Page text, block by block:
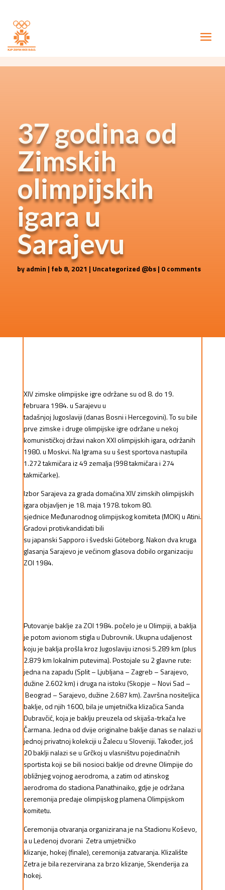
37 godina od
Zimskih
olimpijskih
igara u
Sarajevu
byadmin | feb 8, 2021 | Uncategorized @bs| 0 comments
XIV zimske olimpijske igre održane su od 8. do 19.
februara 1984. u Sarajevuu
tadašnjoj Jugoslaviji (danas Bosni i Hercegovini). To su bile
prve zimske i druge olimpijske igre održane u nekoj
komunističkoj državi nakon XXI olimpijskih igara, održanih
1980. u Moskvi. Na Igrama su u šest sportova nastupila
1.272 takmičara iz 49 zemalja (998 takmičara i 274
takmičarke).
Izbor Sarajeva za grada domaćina XIV zimskih olimpijskih
igara objavljen je 18. maja 1978. tokom 80.
sjednice Međunarodnog olimpijskog komiteta (MOK) u Atini.
Gradovi protivkandidati bili
su japanski Sapporo išvedskiGöteborg. Nakon dva kruga
glasanja Sarajevo je većinom glasova dobilo organizaciju
ZOI 1984.
Putovanje baklje za ZOI 1984. počelo je u Olimpiji, a baklja
je potom avionom stigla u Dubrovnik. Ukupna udaljenost
koju je baklja prošla kroz Jugoslaviju iznosi 5.289 km (plus
2.879 km lokalnim putevima). Postojale su 2 glavne rute:
jedna nazapadu(Split – Ljubljana – Zagreb – Sarajevo,
dužine 2.602 km) i druga naistoku(Skopje – Novi Sad –
Beograd – Sarajevo, dužine 2.687 km). Završna nositeljica
baklje, od njih 1600, bila je umjetnička klizačica Sanda
Dubravčić, koja je baklju preuzela od skijaša-trkača Ive
Čarmana. Jedna od dvije originalne baklje danas se nalazi u
jednoj privatnoj kolekciji u Žalecu u Sloveniji. Također, još
20 baklji nalazi se u Grčkoj u vlasništvu pojedinačnih
sportista koji se bili nosioci baklje od drevne Olimpije do
obližnjeg vojnog aerodroma, a zatim od atinskog
aerodroma do stadionaPanathinaiko, gdje je održana
ceremonija predaje olimpijskog plamena Olimpijskom
komitetu.
Ceremonija otvaranja organizirana je na Stadionu Koševo,
a u Ledenoj dvorani Zetra umjetničko
klizanje,hokej(finale), ceremonija zatvaranja. Klizalište
Zetra je bila rezervirana za brzo klizanje, Skenderija za
hokej.